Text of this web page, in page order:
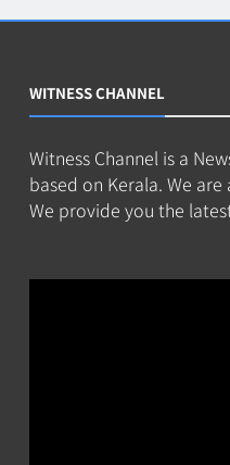
WITNESS CHANNEL
Witness Channel is a
based on Kerala. We
We provide you the